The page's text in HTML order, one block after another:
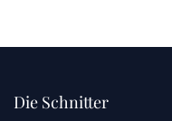
Die Schnitter